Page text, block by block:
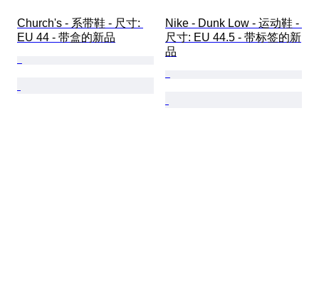
Church's - 系带鞋 - 尺寸:
EU 44 - 带盒的新品
Nike - Dunk Low - 运动鞋 -
尺寸: EU 44.5 - 带标签的新
品